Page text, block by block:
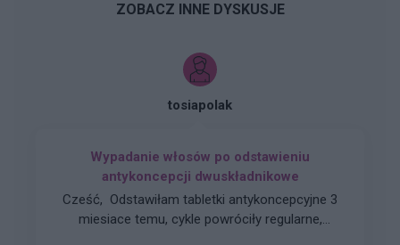
ZOBACZ INNE DYSKUSJE
tosiapolak
Wypadanie włosów po odstawieniu
antykoncepcji dwuskładnikowe
Cześć, Odstawiłam tabletki antykoncepcyjne 3
miesiace temu, cykle powróciły regularne,